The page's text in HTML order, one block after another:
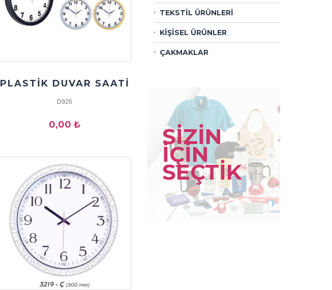
PLASTİK DUVAR SAATİ
D926
0,00 ₺
TEKSTİL ÜRÜNLERİ
KİŞİSEL ÜRÜNLER
ÇAKMAKLAR
SİZİN
İÇİN
SEÇTİK